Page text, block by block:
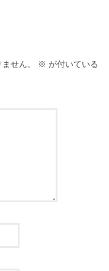
せん。 ※ が付いている